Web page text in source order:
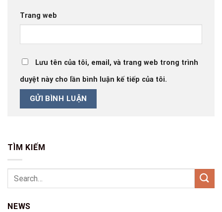
Trang web
Lưu tên của tôi, email, và trang web trong trình
duyệt này cho lần bình luận kế tiếp của tôi.
TÌM KIẾM
NEWS